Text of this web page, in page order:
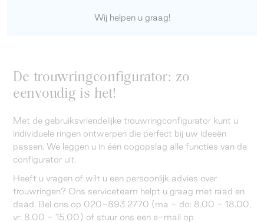
Wij helpen u graag!
De trouwringconfigurator: zo
eenvoudig is het!
Met de gebruiksvriendelijke trouwringconfigurator kunt u
individuele ringen ontwerpen die perfect bij uw ideeën
passen. We leggen u in één oogopslag alle functies van de
configurator uit.
Heeft u vragen of wilt u een persoonlijk advies over
trouwringen? Ons serviceteam helpt u graag met raad en
daad. Bel ons op 020-893 2770 (ma - do: 8.00 - 18.00,
vr: 8.00 - 15.00) of stuur ons een e-mail op